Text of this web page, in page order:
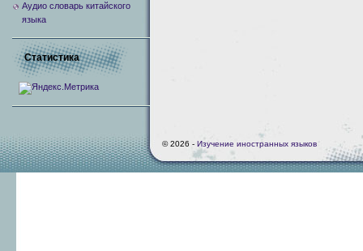
Аудио словарь китайского
языка
Статистика
© 2026 - Изучение иностранных языков